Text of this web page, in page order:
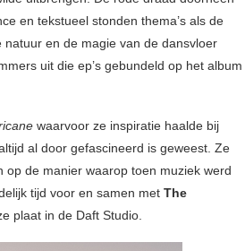
en tekstueel stonden thema’s als de
en de magie van de dansvloer
uit die ep’s gebundeld op het album
waarvoor ze inspiratie haalde bij
al door gefascineerd is geweest. Ze
de manier waarop toen muziek werd
tijd voor en samen met The
plaat in de Daft Studio.